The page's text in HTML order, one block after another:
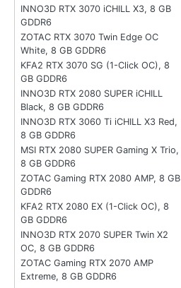
INNO3D RTX 3070 iCHILL X3, 8 GB
GDDR6
ZOTAC RTX 3070 Twin Edge OC
White, 8 GB GDDR6
KFA2 RTX 3070 SG (1-Click OC), 8
GB GDDR6
INNO3D RTX 2080 SUPER iCHILL
Black, 8 GB GDDR6
INNO3D RTX 3060 Ti iCHILL X3 Red,
8 GB GDDR6
MSI RTX 2080 SUPER Gaming X Trio,
8 GB GDDR6
ZOTAC Gaming RTX 2080 AMP, 8 GB
GDDR6
KFA2 RTX 2080 EX (1-Click OC), 8
GB GDDR6
INNO3D RTX 2070 SUPER Twin X2
OC, 8 GB GDDR6
ZOTAC Gaming RTX 2070 AMP
Extreme, 8 GB GDDR6